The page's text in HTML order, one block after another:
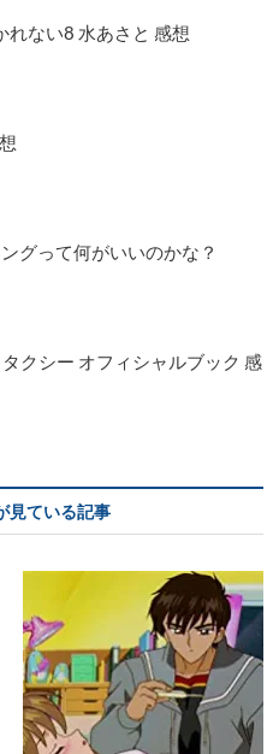
れない8 水あさと 感想
グって何がいいのかな？
クシー オフィシャルブック 感
見ている記事